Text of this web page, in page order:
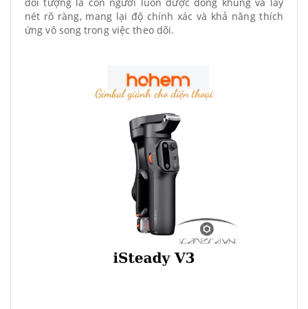
nét rõ ràng, mang lại độ chính xác và khả năng thích
ứng vô song trong việc theo dõi.